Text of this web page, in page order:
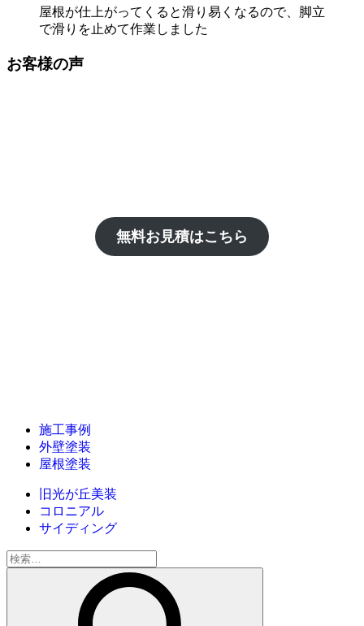
屋根が仕上がってくると滑り易くなるので、脚立
で滑りを止めて作業しました
お客様の声
無料お見積はこちら
施工事例
外壁塗装
屋根塗装
旧光が丘美装
コロニアル
サイディング
検
索: